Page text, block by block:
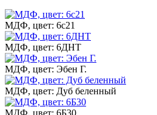
МДФ, цвет: 6с21
МДФ, цвет: 6ДНТ
МДФ, цвет: Эбен Г.
МДФ, цвет: Дуб беленный
МДФ, цвет: 6Б30